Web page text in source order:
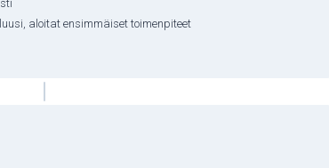
aloitat ensimmäiset toimenpiteet